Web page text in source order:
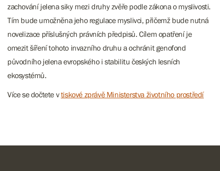
zachování jelena siky mezi druhy zvěře podle zákona o myslivosti.
Tím bude umožněna jeho regulace myslivci, přičemž bude nutná
novelizace příslušných právních předpisů. Cílem opatření je
omezit šíření tohoto invazního druhu a ochránit genofond
původního jelena evropského i stabilitu českých lesních
ekosystémů.
Více se dočtete vtiskové zprávě Ministerstva životního prostředí